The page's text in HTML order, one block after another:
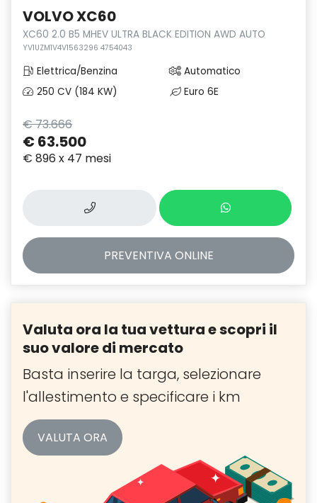
VOLVO XC60
XC60 2.0 B5 MHEV ULTRA BLACK EDITION AWD AUTO
YV1UZM1V4V1563296 4754043
Elettrica/Benzina
Automatico
250 CV (184 KW)
Euro 6E
€ 73.666
€ 63.500
€ 896 x 47 mesi
PREVENTIVA ONLINE
Valuta ora la tua vettura e scopri il
suo valore di mercato
Basta inserire la targa, selezionare
l'allestimento e specificare i km
VALUTA ORA